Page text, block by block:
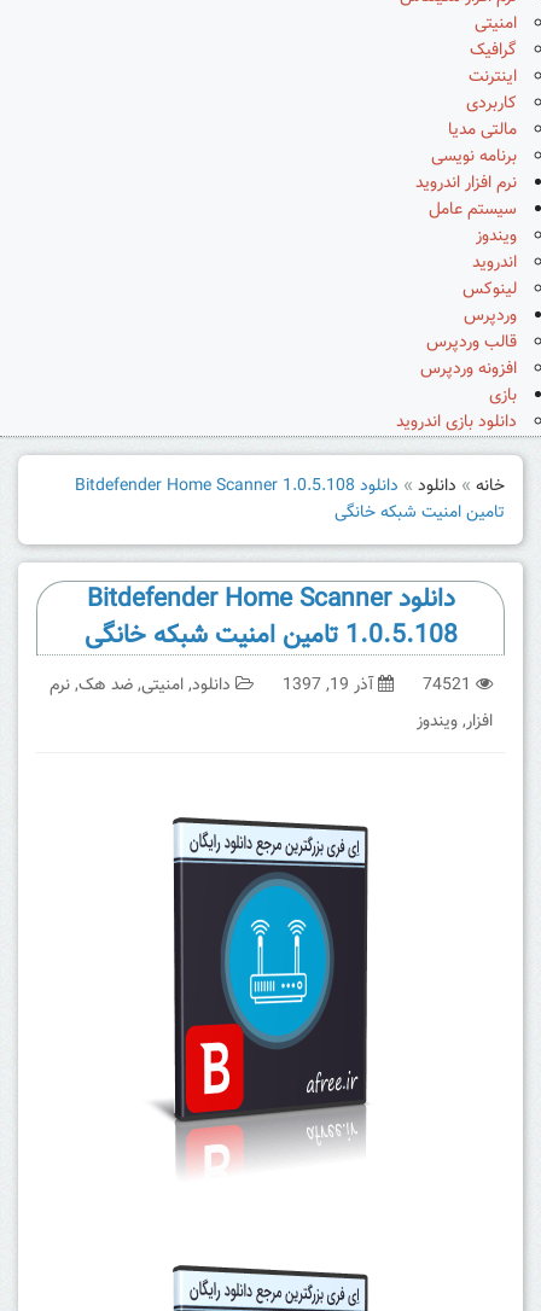
امنیتی
گرافیک
اینترنت
کاربردی
مالتی مدیا
برنامه نویسی
نرم افزار اندروید
سیستم عامل
ویندوز
اندروید
لینوکس
وردپرس
قالب وردپرس
افزونه وردپرس
بازی
دانلود بازی اندروید
خانه » دانلود »
دانلود Bitdefender Home Scanner 1.0.5.108
تامین امنیت شبکه خانگی
دانلود Bitdefender Home Scanner
1.0.5.108 تامین امنیت شبکه خانگی
74521 آذر 19, 1397 دانلود,امنیتی,ضد هک,نرم
افزار,ویندوز